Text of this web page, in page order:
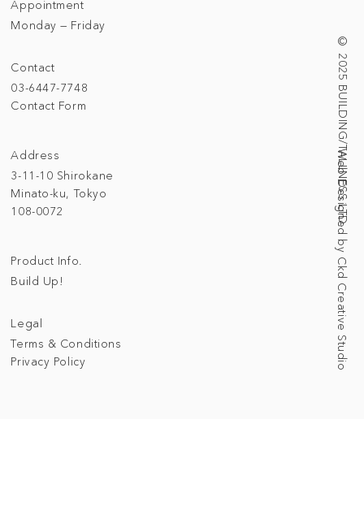
Address
3-11-10 Shirokane
Minato-ku, Tokyo
108-0072
© 2025 BUILDING/TALLNESS LTD.
Web Designed by Ckd Creative Studio
Contact
03-6447-7748
Contact Form
Appointment
Monday — Friday
Legal
Terms & Conditions
Privacy Policy
Product Info.
Build Up!